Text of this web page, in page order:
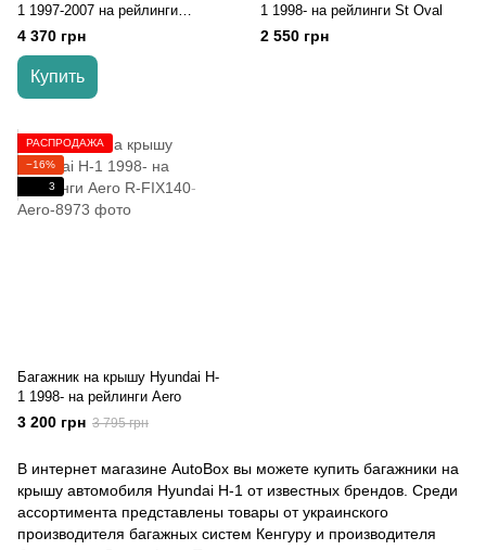
1 1997-2007 на рейлинги
черный Today
4 370 грн
Купить
1 1998- на рейлинги St Oval
2 550 грн
РАСПРОДАЖА
−16%
3
Багажник на крышу Hyundai H-
1 1998- на рейлинги Aero
3 200 грн 3 795 грн
В интернет магазине AutoBox вы можете купить багажники на
крышу автомобиля Hyundai H-1 от известных брендов. Среди
ассортимента представлены товары от украинского
производителя багажных систем Кенгуру и производителя